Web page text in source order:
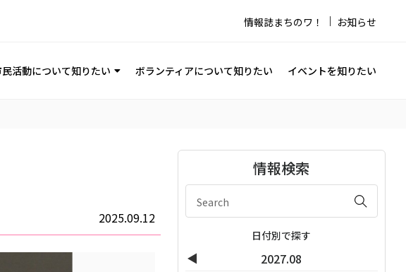
情報誌まちのワ！ お知らせ
活動について知りたい ボランティアについて知りたい イベントを知りたい
2025.09.12
情報検索
日付別で探す
◀ 2027.08